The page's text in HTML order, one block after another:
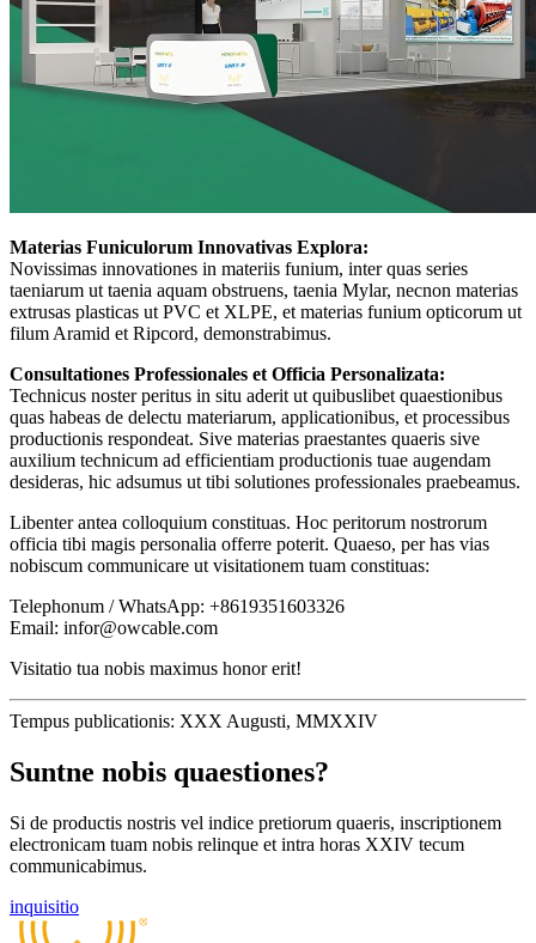
Materias Funiculorum Innovativas Explora:
Novissimas innovationes in materiis funium, inter quas series
taeniarum ut taenia aquam obstruens, taenia Mylar, necnon materias
extrusas plasticas ut PVC et XLPE, et materias funium opticorum ut
filum Aramid et Ripcord, demonstrabimus.
Consultationes Professionales et Officia Personalizata:
Technicus noster peritus in situ aderit ut quibuslibet quaestionibus
quas habeas de delectu materiarum, applicationibus, et processibus
productionis respondeat. Sive materias praestantes quaeris sive
auxilium technicum ad efficientiam productionis tuae augendam
desideras, hic adsumus ut tibi solutiones professionales praebeamus.
Libenter antea colloquium constituas. Hoc peritorum nostrorum
officia tibi magis personalia offerre poterit. Quaeso, per has vias
nobiscum communicare ut visitationem tuam constituas:
Telephonum / WhatsApp: +8619351603326
Email: infor@owcable.com
Visitatio tua nobis maximus honor erit!
Tempus publicationis: XXX Augusti, MMXXIV
Suntne nobis quaestiones?
Si de productis nostris vel indice pretiorum quaeris, inscriptionem
electronicam tuam nobis relinque et intra horas XXIV tecum
communicabimus.
inquisitio